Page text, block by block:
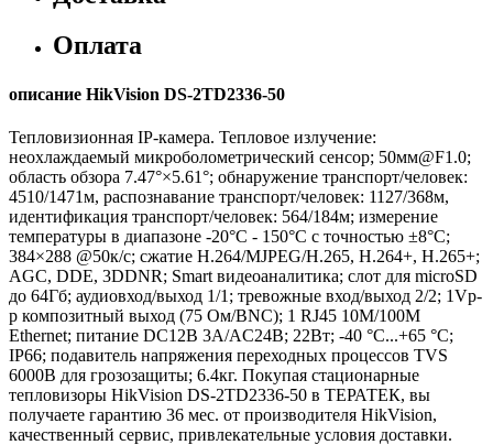
Оплата
описание HikVision DS-2TD2336-50
Тепловизионная IP-камера. Тепловое излучение:
неохлаждаемый микроболометрический сенсор; 50мм@F1.0;
область обзора 7.47°×5.61°; обнаружение транспорт/человек:
4510/1471м, распознавание транспорт/человек: 1127/368м,
идентификация транспорт/человек: 564/184м; измерение
температуры в диапазоне -20°C - 150°C с точностью ±8°C;
384×288 @50к/с; сжатие H.264/MJPEG/H.265, H.264+, H.265+;
AGC, DDE, 3DDNR; Smart видеоаналитика; слот для microSD
до 64Гб; аудиовход/выход 1/1; тревожные вход/выход 2/2; 1Vp-
p композитный выход (75 Ом/BNC); 1 RJ45 10M/100M
Ethernet; питание DC12В 3A/AC24В; 22Вт; -40 °C...+65 °C;
IP66; подавитель напряжения переходных процессов TVS
6000B для грозозащиты; 6.4кг. Покупая стационарные
тепловизоры HikVision DS-2TD2336-50 в ТЕРАТЕК, вы
получаете гарантию 36 мес. от производителя HikVision,
качественный сервис, привлекательные условия доставки.